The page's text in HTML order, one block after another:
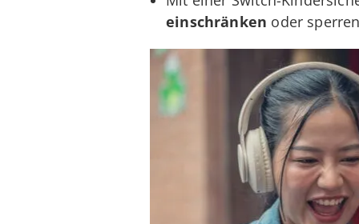
einschränken oder